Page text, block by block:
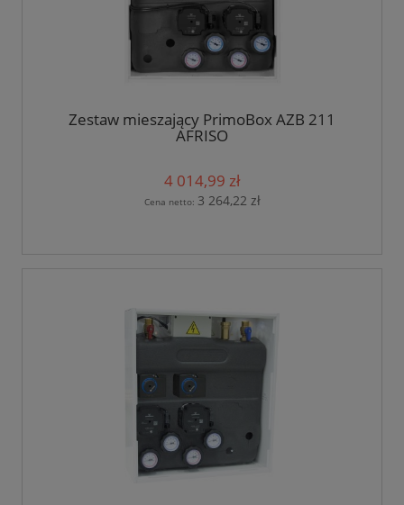
Zestaw mieszający PrimoBox AZB 211
AFRISO
4 014,99 zł
Cena netto: 3 264,22 zł